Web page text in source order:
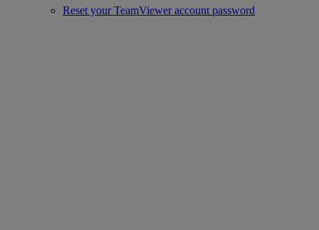
Reset your TeamViewer account password